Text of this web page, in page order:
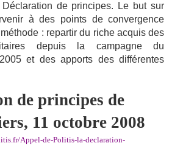
de principes. Le but sur
à des points de convergence
: repartir du riche acquis des
depuis la campagne du
et des apports des différentes
de principes de
11 octobre 2008
Appel-de-Politis-la-declaration-